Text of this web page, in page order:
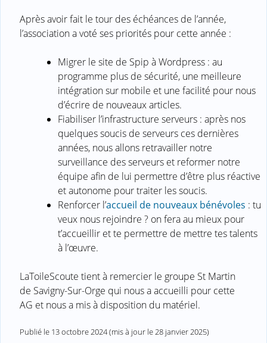
Après avoir fait le tour des échéances de l’année,
l’association a voté ses priorités pour cette année :
Migrer le site de Spip à Wordpress : au
programme plus de sécurité, une meilleure
intégration sur mobile et une facilité pour nous
d’écrire de nouveaux articles.
Fiabiliser l’infrastructure serveurs : après nos
quelques soucis de serveurs ces dernières
années, nous allons retravailler notre
surveillance des serveurs et reformer notre
équipe afin de lui permettre d’être plus réactive
et autonome pour traiter les soucis.
Renforcer l’accueil de nouveaux bénévoles : tu
veux nous rejoindre ? on fera au mieux pour
t’accueillir et te permettre de mettre tes talents
à l’œuvre.
LaToileScoute tient à remercier le groupe St Martin
de Savigny-Sur-Orge qui nous a accueilli pour cette
AG et nous a mis à disposition du matériel.
Publié le 13 octobre 2024(mis à jour le28 janvier 2025)